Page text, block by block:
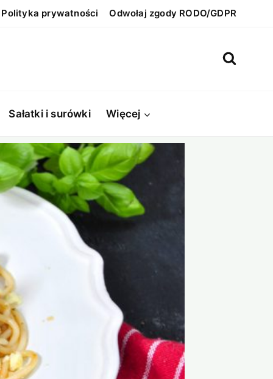
Polityka prywatności Odwołaj zgody RODO/GDPR
Sałatki i surówki Więcej